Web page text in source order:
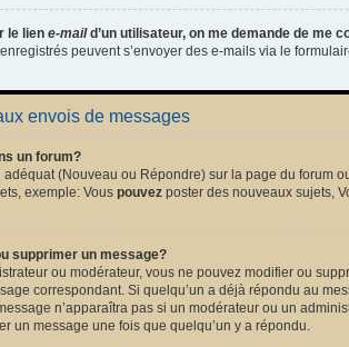
le lien e-maild’un utilisateur, on me demande de me
peuvent s’envoyer des e-mails via le
envois de messages
un forum?
(Nouveau ou Répondre) sur la page du forum
exemple: Vous pouvez poster des nouveaux sujets,
supprimer un message?
ou modérateur, vous ne pouvez modifier ou
correspondant. Si quelqu’un a déjà répondu au
n’apparaîtra pas si un modérateur ou un
un message une fois que quelqu’un y a répondu.